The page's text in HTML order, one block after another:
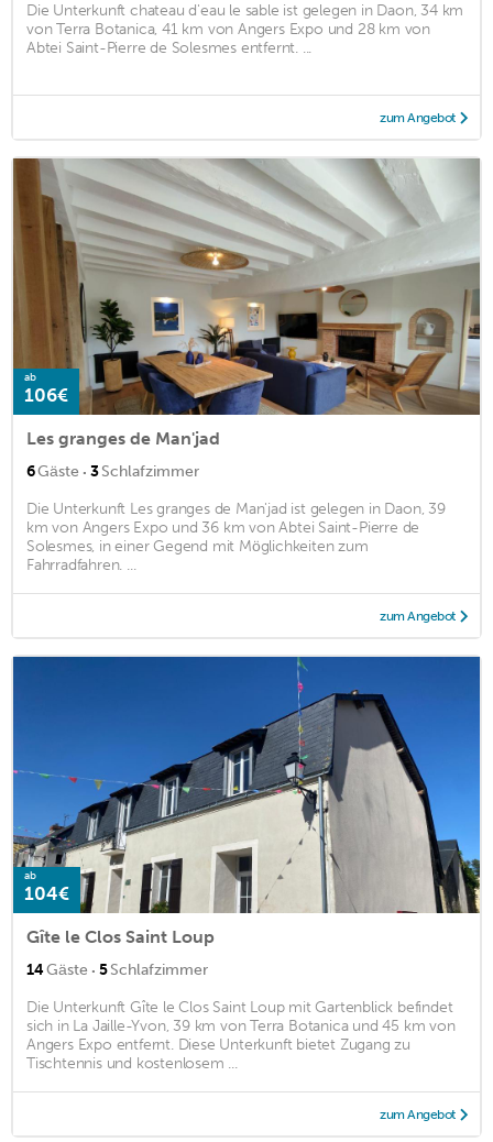
Die Unterkunft chateau d'eau le sable ist gelegen in Daon, 34 km
von Terra Botanica, 41 km von Angers Expo und 28 km von
Abtei Saint-Pierre de Solesmes entfernt. ...
zum Angebot
ab
106€
Les granges de Man'jad
6Gäste · 3Schlafzimmer
Die Unterkunft Les granges de Man'jad ist gelegen in Daon, 39
km von Angers Expo und 36 km von Abtei Saint-Pierre de
Solesmes, in einer Gegend mit Möglichkeiten zum
Fahrradfahren. ...
zum Angebot
ab
104€
Gîte le Clos Saint Loup
14Gäste · 5Schlafzimmer
Die Unterkunft Gîte le Clos Saint Loup mit Gartenblick befindet
sich in La Jaille-Yvon, 39 km von Terra Botanica und 45 km von
Angers Expo entfernt. Diese Unterkunft bietet Zugang zu
Tischtennis und kostenlosem ...
zum Angebot